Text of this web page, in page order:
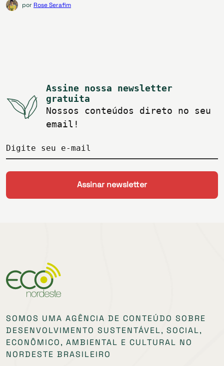
por Rose Serafim
Assine nossa newsletter
gratuita
Nossos conteúdos direto no seu
email!
Digite seu e-mail
SOMOS UMA AGÊNCIA DE CONTEÚDO SOBRE
DESENVOLVIMENTO SUSTENTÁVEL, SOCIAL,
ECONÔMICO, AMBIENTAL E CULTURAL NO
NORDESTE BRASILEIRO